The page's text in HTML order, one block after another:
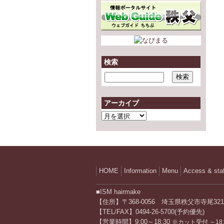
検索
アーカイブ
ア
イ
HOME Information Menu Access &
■ISM hairmake
【住所】〒368-0056 埼玉県秩父市寺尾
【TEL/FAX】0494-26-5700(予約優先)
【営業時間】9:00～18:30 ※カット受付 ～